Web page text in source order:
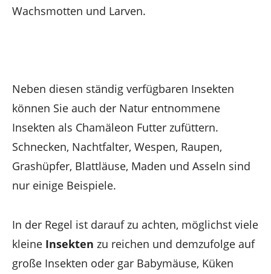
Wachsmotten und Larven.
Neben diesen ständig verfügbaren Insekten
können Sie auch der Natur entnommene
Insekten als Chamäleon Futter zufüttern.
Schnecken, Nachtfalter, Wespen, Raupen,
Grashüpfer, Blattläuse, Maden und Asseln sind
nur einige Beispiele.
In der Regel ist darauf zu achten, möglichst viele
kleine Insekten zu reichen und demzufolge auf
große Insekten oder gar Babymäuse, Küken